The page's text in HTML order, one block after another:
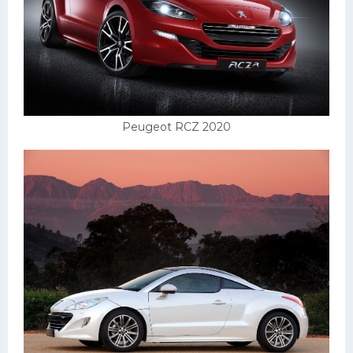
Peugeot RCZ 2020